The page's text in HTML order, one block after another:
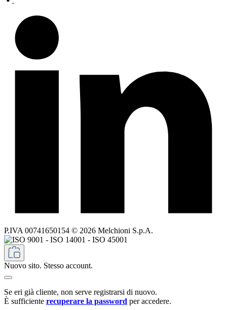
P.IVA 00741650154 © 2026 Melchioni S.p.A.
Nuovo sito. Stesso account.
Se eri già cliente, non serve registrarsi di nuovo.
È sufficiente recuperare la password per accedere.